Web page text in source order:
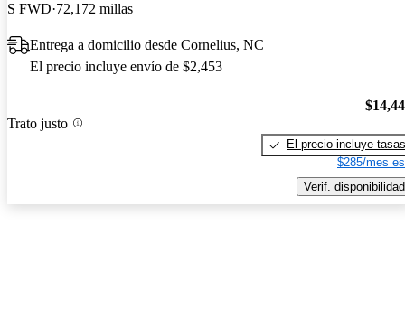
S FWD 72,172 millas
Entrega a domicilio desde Cornelius, NC
El precio incluye envío de $2,453
Trato justo
El precio incluye tasas
$285/mes
Verif. disponibilidad